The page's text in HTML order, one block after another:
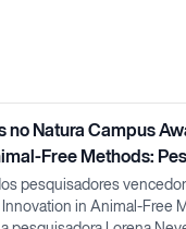
no Natura Campus
Free Methods:
pesquisadores
in Animal-Free